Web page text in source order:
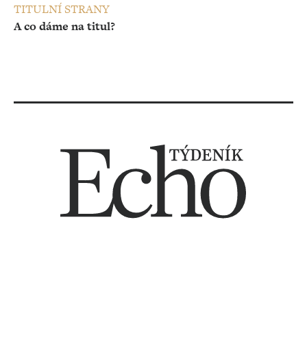
TITULNÍ STRANY
A co dáme na titul?